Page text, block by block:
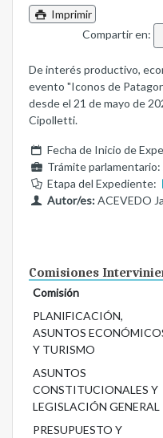
Imprimir
Compartir en:
De interés productivo,
evento "Iconos de
desde el 21 de mayo de
Cipolletti.
Fecha de Inicio de
Trámite parlamentario:
Etapa del Expediente:
Autor/es:ACEVEDO
Comisiones
Comisión
PLANIFICACIÓN,
ASUNTOS
Y TURISMO
ASUNTOS
CONSTITUCIONALES Y
LEGISLACIÓN GENERAL
PRESUPUESTO Y